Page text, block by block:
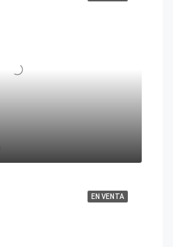
EN VENTA